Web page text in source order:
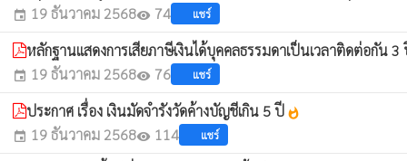
event 19 ธันวาคม 2568visibility 74 แชร์
หลักฐานแสดงการเสียภาษีเงินได้บุคคลธรรมดาเป็นเวลาติดต่อกัน
event 19 ธันวาคม 2568visibility 76 แชร์
ประกาศ เรื่อง เงินมัดจำรังวัดค้างบัญชีเกิน 5 ปี whatshot
event 19 ธันวาคม 2568visibility 114 แชร์